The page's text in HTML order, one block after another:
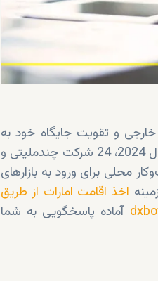
و تقویت جایگاه خود به
عنوان یک مرکز تجاری بین‌المللی است. اتاق بین‌المللی دبی در نیمه اول 2024، 24 شرکت چندملیتی و
متوسط را جذب کرده است. این اتاق به 34 کسب‌وکار محلی برای ورود به بازارهای
اخذ اقامت امارات از طریق
آماده پاسخگویی به شما